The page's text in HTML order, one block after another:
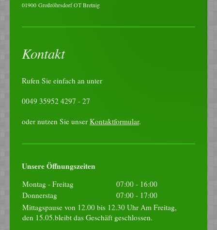
01900 Großröhrsdorf OT Bretnig
Kontakt
Rufen Sie einfach an unter
0049 35952 4297 - 27
oder nutzen Sie unser Kontaktformular.
Unsere Öffnungszeiten
Montag - Freitag 07:00 - 16:00
Donnerstag
07:00 - 17:00
Mittagspause von 12.00 bis 12.30 Uhr Am Freitag,
den 15.05.bleibt das Geschäft geschlossen.